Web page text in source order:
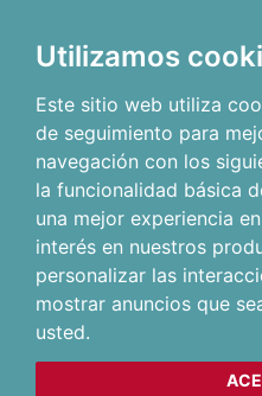
Utilizamos
Este sitio web utiliza
de seguimiento para
navegación con los
la funcionalidad básica
una mejor experiencia
interés en nuestros
personalizar las
mostrar anuncios que
usted.